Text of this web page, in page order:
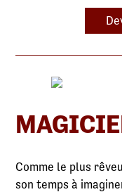
Comme le plus
son temps à